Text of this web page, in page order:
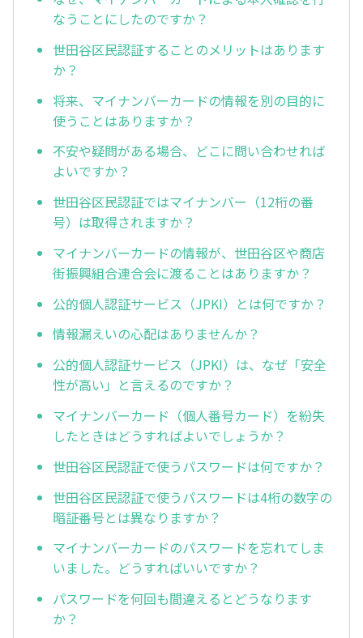
なうことにしたのですか？
世田谷区民認証することのメリットはあります
か？
将来、マイナンバーカードの情報を別の目的に
使うことはありますか？
不安や疑問がある場合、どこに問い合わせれば
よいですか？
世田谷区民認証ではマイナンバー（12桁の番
号）は取得されますか？
マイナンバーカードの情報が、世田谷区や商店
街振興組合連合会に渡ることはありますか？
公的個人認証サービス（JPKI）とは何ですか？
情報漏えいの心配はありませんか？
公的個人認証サービス（JPKI）は、なぜ「安全
性が高い」と言えるのですか？
マイナンバーカード（個人番号カード）を紛失
したときはどうすればよいでしょうか？
世田谷区民認証で使うパスワードは何ですか？
世田谷区民認証で使うパスワードは4桁の数字の
暗証番号とは異なりますか？
マイナンバーカードのパスワードを忘れてしま
いました。どうすればいいですか？
パスワードを何回も間違えるとどうなります
か？